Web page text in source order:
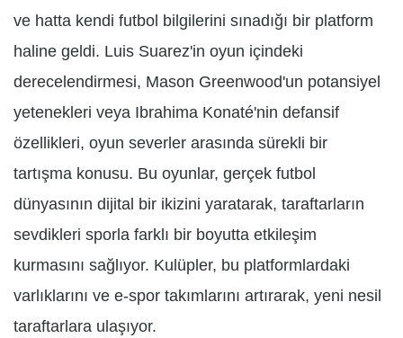
ve hatta kendi futbol bilgilerini sınadığı bir platform
haline geldi. Luis Suarez'in oyun içindeki
derecelendirmesi, Mason Greenwood'un potansiyel
yetenekleri veya Ibrahima Konaté'nin defansif
özellikleri, oyun severler arasında sürekli bir
tartışma konusu. Bu oyunlar, gerçek futbol
dünyasının dijital bir ikizini yaratarak, taraftarların
sevdikleri sporla farklı bir boyutta etkileşim
kurmasını sağlıyor. Kulüpler, bu platformlardaki
varlıklarını ve e-spor takımlarını artırarak, yeni nesil
taraftarlara ulaşıyor.